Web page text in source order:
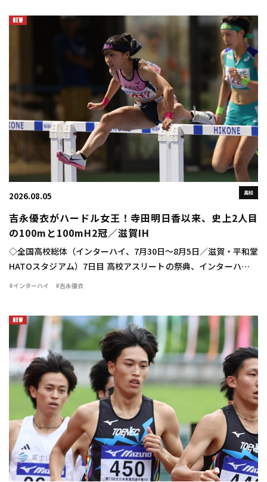
高校
2026.08.05
吉永優衣がハードル女王！寺田明日香以来、史上2人目
の100mと100mH2冠／滋賀IH
◇全国高校総体（インターハイ、7月30日～8月5日／滋賀・平和堂
HATOスタジアム）7日目 高校アスリートの祭典、インターハイの
最終日に女子100mハードル決勝が行われ、吉永優衣（長崎日大
#インターハイ #吉永優衣